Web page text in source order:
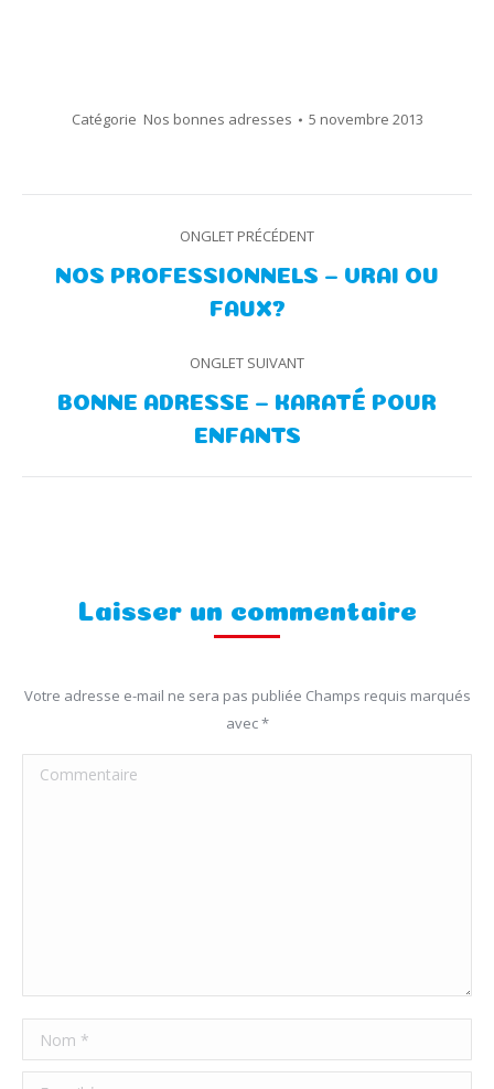
Catégorie Nos bonnes adresses 5 novembre 2013
de
commentaire
ONGLET PRÉCÉDENT
Onglet
précédent
NOS PROFESSIONNELS – VRAI OU
FAUX?
ONGLET SUIVANT
Onglet
suivant
BONNE ADRESSE – KARATÉ POUR
ENFANTS
Laisser un commentaire
Votre adresse e-mail ne sera pas publiée Champs requis marqués
avec*
Commentaire
Nom *